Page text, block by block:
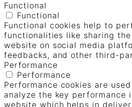
Functional
Functional
Functional cookies help to
functionalities like sharing
website on social media
feedbacks, and other third-
Performance
Performance
Performance cookies are
analyze the key performance
website which helps in